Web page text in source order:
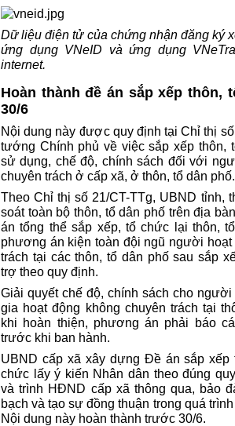
Dữ liệu điện tử của chứng nhận đăng ký
ứng dụng VNeID và ứng dụng
internet.
Hoàn thành đề án sắp xếp thôn,
30/6
Nội dung này được quy định tại Chỉ thị
tướng Chính phủ về việc sắp xếp thôn,
sử dụng, chế độ, chính sách đối với
chuyên trách ở cấp xã, ở thôn, tổ dân phố.
Theo Chỉ thị số 21/CT-TTg, UBND tỉnh,
soát toàn bộ thôn, tổ dân phố trên địa
án tổng thể sắp xếp, tổ chức lại thôn,
phương án kiện toàn đội ngũ người hoạt
trách tại các thôn, tổ dân phố sau sắp
trợ theo quy định.
Giải quyết chế độ, chính sách cho người
gia hoạt động không chuyên trách tại
khi hoàn thiện, phương án phải báo
trước khi ban hành.
UBND cấp xã xây dựng Đề án sắp xếp
chức lấy ý kiến Nhân dân theo đúng
và trình HĐND cấp xã thông qua, bảo
bạch và tạo sự đồng thuận trong quá
Nội dung này hoàn thành trước 30/6.